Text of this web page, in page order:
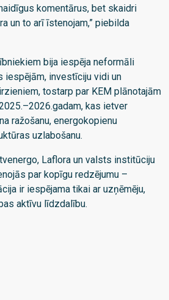
komentārus, bet skaidri
un to arī īstenojam,” piebilda
bija iespēja neformāli
iespējām, investīciju vidi un
tostarp par KEM plānotajām
kas ietver
ražošanu, energokopienu
uzlabošanu.
Laflora un valsts institūciju
par kopīgu redzējumu –
ir iespējama tikai ar uzņēmēju,
aktīvu līdzdalību.